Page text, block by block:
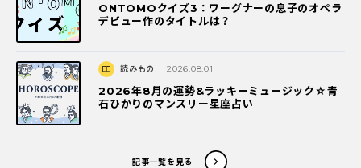
ONTOMOクイズ3：ワーグナーの息子のオペラ
デビュー作のタイトルは？
読みもの 2026.08.01
2026年8月の運勢&ラッキーミュージック☆青
石ひかりのマンスリー星座占い
記事一覧を見る